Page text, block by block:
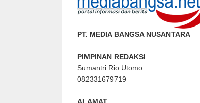
PT. MEDIA BANGSA NUSANTARA
PIMPINAN REDAKSI
Sumantri Rio Utomo
082331679719